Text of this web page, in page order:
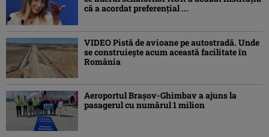
că a acordat preferențial ...
VIDEO Pistă de avioane pe autostradă. Unde
se construiește acum această facilitate în
România
Aeroportul Brașov-Ghimbav a ajuns la
pasagerul cu numărul 1 milion